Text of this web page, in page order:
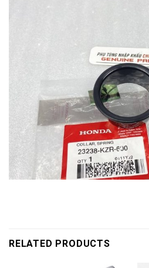
RELATED PRODUCTS